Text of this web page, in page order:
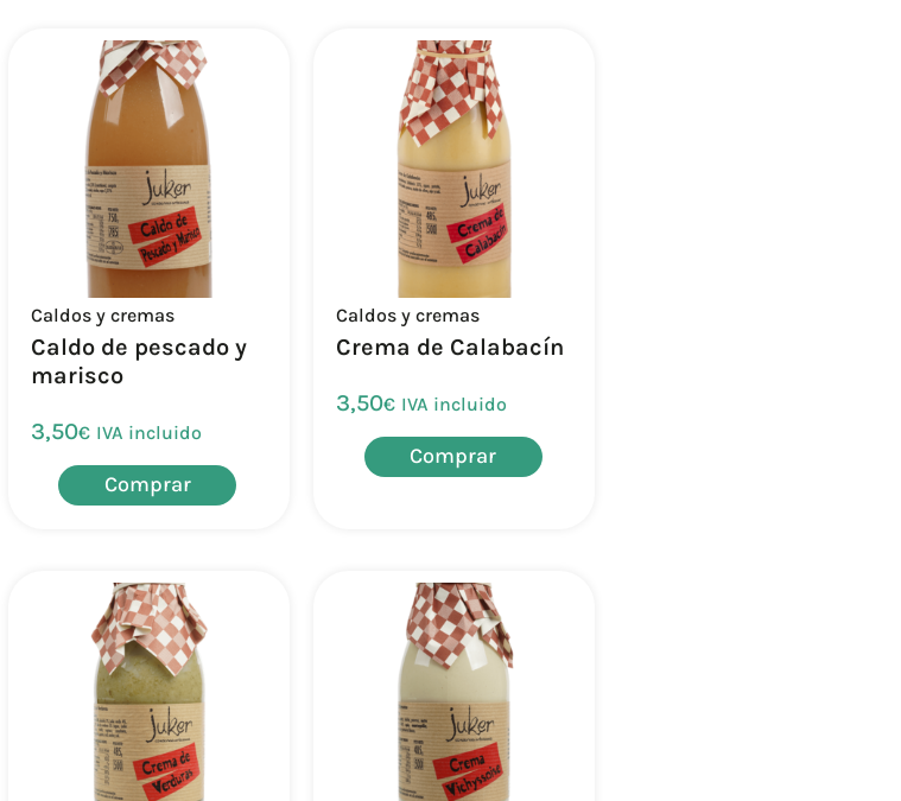
Caldos y cremas
Caldo de pescado y
marisco
3,50€ IVA incluido
Comprar
Caldos y cremas
Crema de Calabacín
3,50€ IVA incluido
Comprar